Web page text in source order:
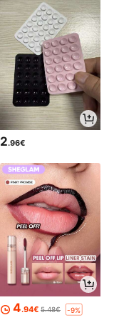
2.96€
4.94€ 5.48€ -9%